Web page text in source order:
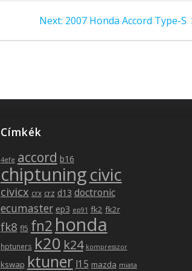
Next: Next
2007 Honda Accord Type-S
Címkék
4efe accord b16
chiptuningcivic
civicx crx crz d13 doctronic
ecumaster ep3 ep91 fk2 fk2r
fk8 fl5 fn2 honda
hptuners k20 k24 kompresszor
kswap ktuner l15 mazda miata